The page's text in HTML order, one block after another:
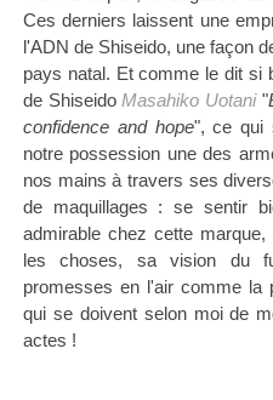
Ces derniers laissent une
l'ADN de Shiseido, une façon
pays natal. Et comme le dit si
de ShiseidoMasahiko Uotani"
confidence and hope", ce qui
notre possession une des
nos mains à travers ses
de maquillages : se sentir
admirable chez cette
les choses, sa vision du
promesses en l'air comme la
qui se doivent selon moi de
actes !